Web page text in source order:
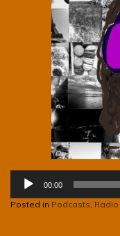
audio
00:00
Posted in Podcasts